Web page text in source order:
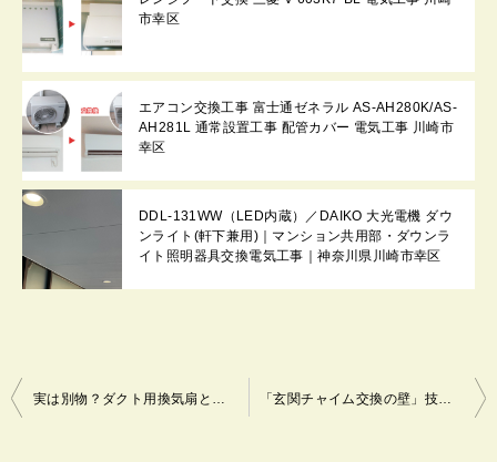
市幸区
エアコン交換工事 富士通ゼネラル AS-AH280K/AS-
AH281L 通常設置工事 配管カバー 電気工事 川崎市
幸区
DDL-131WW（LED内蔵）／DAIKO 大光電機 ダウ
ンライト(軒下兼用)｜マンション共用部・ダウンラ
イト照明器具交換電気工事｜神奈川県川崎市幸区
投
稿
実は別物？ダクト用換気扇とパイプファンの基本を比較！浴室換気扇交換電気工事（交換機種： VD-10Z13 天井埋込形ダクト用換気扇 低騒音／三菱電機 ）｜神奈川県川崎市幸区 「玄関チャイム交換の壁」技術的・構造的な5つの制約と失敗しない対策！ドアホンへ交換取付け配線電気工事｜神奈川県川崎市幸区